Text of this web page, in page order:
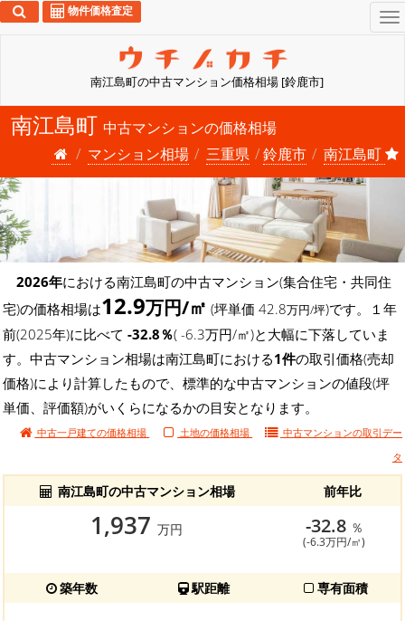
南江島町の中古マンション価格相場 [鈴鹿市]
物件価格査定
南江島町 中古マンションの価格相場
マンション相場
三重県 鈴鹿市 南江島町
2026年における南江島町の中古マンション(集合住宅・共同住
宅)の価格相場は12.9万円/㎡ (坪単価 42.8万円/坪)です。１年
前(2025年)に比べて -32.8％( -6.3万円/㎡)と大幅に下落していま
す。中古マンション相場は南江島町における1件の取引価格(売却
価格)により計算したもので、標準的な中古マンションの値段(坪
単価、評価額)がいくらになるかの目安となります。
中古一戸建ての価格相場 土地の価格相場 中古マンションの取引デー
タ
南江島町の中古マンション相場 前年比
1,937 万円 -32.8 ％
(-6.3万円/㎡)
築年数 駅距離 専有面積